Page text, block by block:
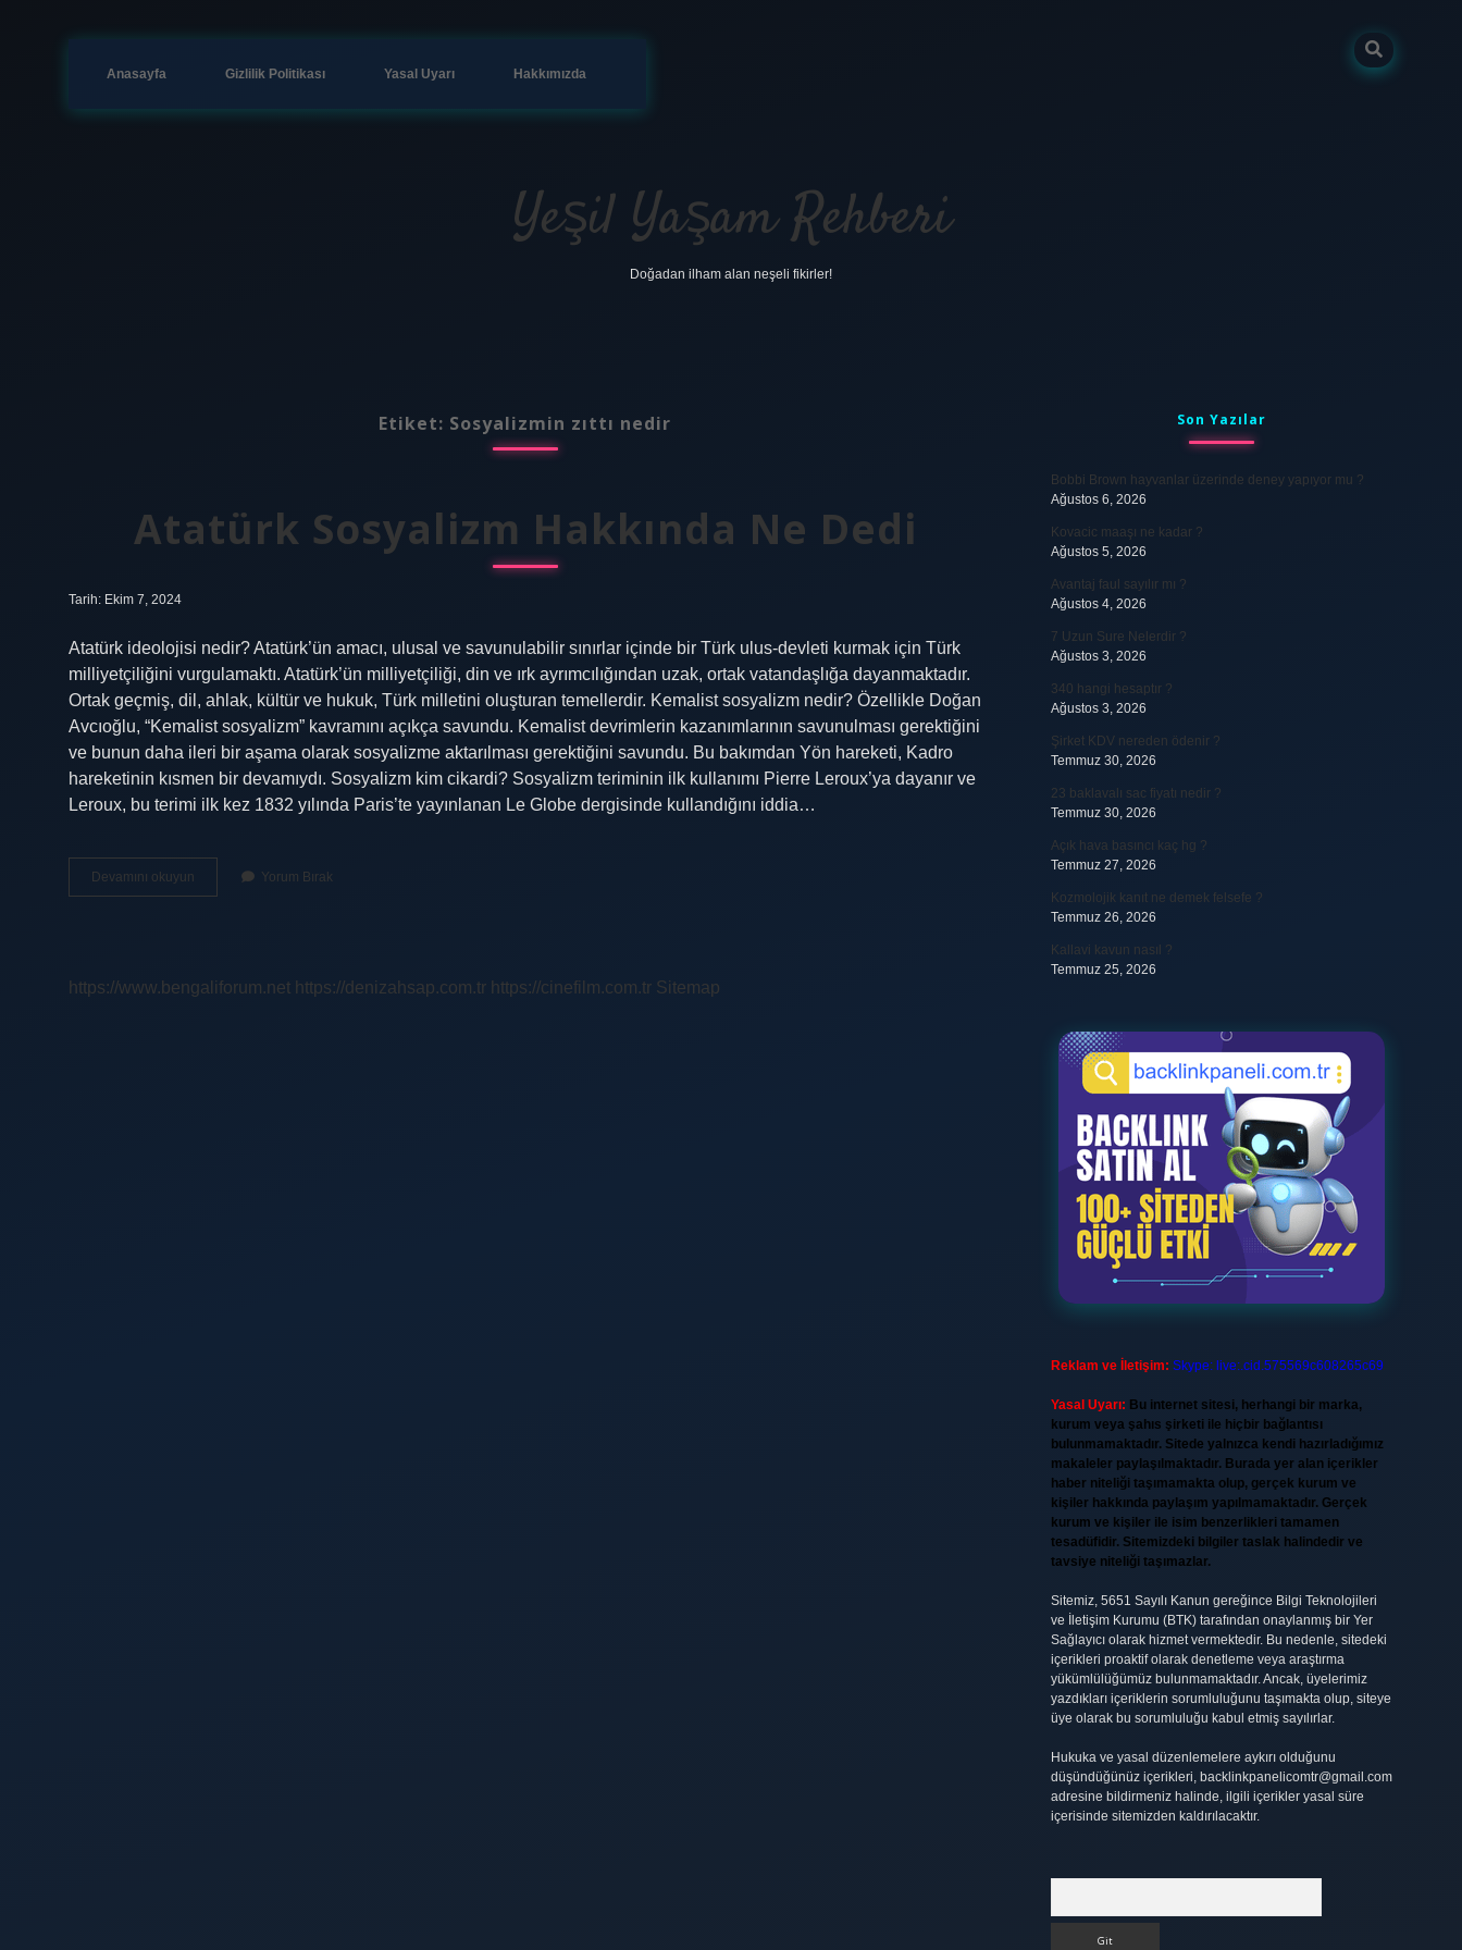
Anasayfa Gizlilik Politikası Yasal Uyarı Hakkımızda
Yeşil Yaşam Rehberi
Doğadan ilham alan neşeli fikirler!
Etiket: Sosyalizmin zıttı nedir
Atatürk Sosyalizm Hakkında Ne Dedi
Tarih: Ekim 7, 2024
Atatürk ideolojisi nedir? Atatürk’ün amacı, ulusal ve savunulabilir sınırlar içinde bir Türk ulus-devleti kurmak için Türk
milliyetçiliğini vurgulamaktı. Atatürk’ün milliyetçiliği, din ve ırk ayrımcılığından uzak, ortak vatandaşlığa dayanmaktadır.
Ortak geçmiş, dil, ahlak, kültür ve hukuk, Türk milletini oluşturan temellerdir. Kemalist sosyalizm nedir? Özellikle Doğan
Avcıoğlu, “Kemalist sosyalizm” kavramını açıkça savundu. Kemalist devrimlerin kazanımlarının savunulması gerektiğini
ve bunun daha ileri bir aşama olarak sosyalizme aktarılması gerektiğini savundu. Bu bakımdan Yön hareketi, Kadro
hareketinin kısmen bir devamıydı. Sosyalizm kim cikardi? Sosyalizm teriminin ilk kullanımı Pierre Leroux’ya dayanır ve
Leroux, bu terimi ilk kez 1832 yılında Paris’te yayınlanan Le Globe dergisinde kullandığını iddia…
Devamını okuyun
Sosyalizm
Yorum Bırak
https://www.bengaliforum.net https://denizahsap.com.tr https://cinefilm.com.tr Sitemap
SidebarSon Yazılar
Bobbi Brown hayvanlar üzerinde deney yapıyor mu ?
Ağustos 6, 2026
Kovacic maaşı ne kadar ?
Ağustos 5, 2026
Avantaj faul sayılır mı ?
Ağustos 4, 2026
7 Uzun Sure Nelerdir ?
Ağustos 3, 2026
340 hangi hesaptır ?
Ağustos 3, 2026
Şirket KDV nereden ödenir ?
Temmuz 30, 2026
23 baklavalı sac fiyatı nedir ?
Temmuz 30, 2026
Açık hava basıncı kaç hg ?
Temmuz 27, 2026
Kozmolojik kanıt ne demek felsefe ?
Temmuz 26, 2026
Kallavi kavun nasıl ?
Temmuz 25, 2026
Reklam ve İletişim: Skype: live:.cid.575569c608265c69
Yasal Uyarı: Bu internet sitesi, herhangi bir marka,
kurum veya şahıs şirketi ile hiçbir bağlantısı
bulunmamaktadır. Sitede yalnızca kendi hazırladığımız
makaleler paylaşılmaktadır. Burada yer alan içerikler
haber niteliği taşımamakta olup, gerçek kurum ve
kişiler hakkında paylaşım yapılmamaktadır. Gerçek
kurum ve kişiler ile isim benzerlikleri tamamen
tesadüfidir. Sitemizdeki bilgiler taslak halindedir ve
tavsiye niteliği taşımazlar.
Sitemiz, 5651 Sayılı Kanun gereğince Bilgi Teknolojileri
ve İletişim Kurumu (BTK) tarafından onaylanmış bir Yer
Sağlayıcı olarak hizmet vermektedir. Bu nedenle, sitedeki
içerikleri proaktif olarak denetleme veya araştırma
yükümlülüğümüz bulunmamaktadır. Ancak, üyelerimiz
yazdıkları içeriklerin sorumluluğunu taşımakta olup, siteye
üye olarak bu sorumluluğu kabul etmiş sayılırlar.
Hukuka ve yasal düzenlemelere aykırı olduğunu
düşündüğünüz içerikleri, backlinkpanelicomtr@gmail.com
adresine bildirmeniz halinde, ilgili içerikler yasal süre
içerisinde sitemizden kaldırılacaktır.